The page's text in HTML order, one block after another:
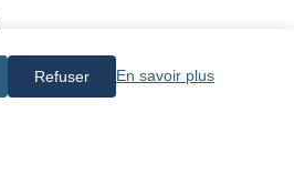
Refuser En savoir plus